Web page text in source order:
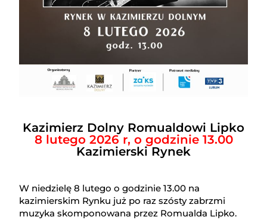
Kazimierz Dolny Romualdowi Lipko
8 lutego 2026 r, o godzinie 13.00
Kazimierski Rynek
W niedzielę 8 lutego o godzinie 13.00 na
kazimierskim Rynku już po raz szósty zabrzmi
muzyka skomponowana przez Romualda Lipko.